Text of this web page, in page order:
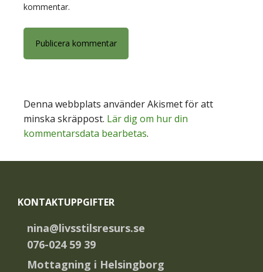
kommentar.
Denna webbplats använder Akismet för att
minska skräppost. Lär dig om hur din
kommentarsdata bearbetas.
KONTAKTUPPGIFTER
nina@livsstilsresurs.se
076-024 59 39
Mottagning i Helsingborg